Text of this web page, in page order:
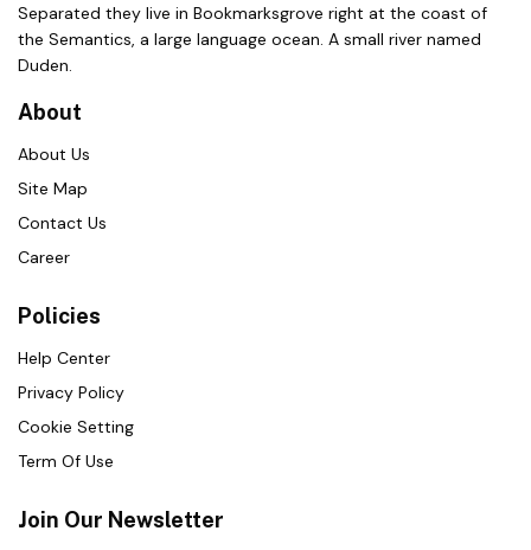
Separated they live in Bookmarksgrove right at the coast of
the Semantics, a large language ocean. A small river named
Duden.
About
About Us
Site Map
Contact Us
Career
Policies
Help Center
Privacy Policy
Cookie Setting
Term Of Use
Join Our Newsletter